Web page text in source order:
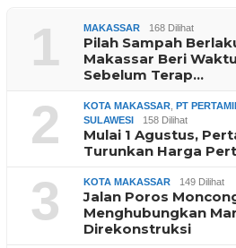
1 MAKASSAR 168 Dilihat
Pilah Sampah
Makassar Beri
Sebelum Terap…
2 KOTA MAKASSAR
PT
SULAWESI
158 Dilihat
Mulai 1 Agustus,
Turunkan Harga
3 KOTA MAKASSAR 149 Dilihat
Jalan Poros
Menghubungkan
Direkonstruksi